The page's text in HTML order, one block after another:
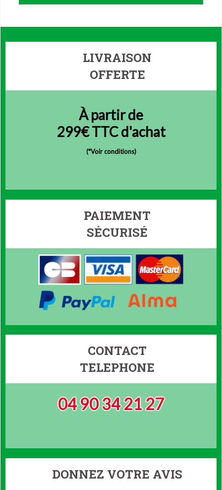
LIVRAISON
OFFERTE
À partir de
299€ TTC d'achat
(*Voir conditions)
PAIEMENT
SÉCURISÉ
CONTACT
TELEPHONE
04 90 34 21 27
DONNEZ VOTRE AVIS